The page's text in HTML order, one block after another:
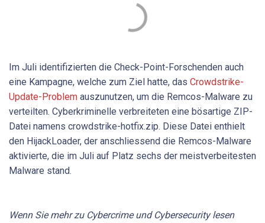
Im Juli identifizierten die Check-Point-Forschenden auch
eine Kampagne, welche zum Ziel hatte, das Crowdstrike-
Update-Problem auszunutzen, um die Remcos-Malware zu
verteilten. Cyberkriminelle verbreiteten eine bösartige ZIP-
Datei namens crowdstrike-hotfix.zip. Diese Datei enthielt
den HijackLoader, der anschliessend die Remcos-Malware
aktivierte, die im Juli auf Platz sechs der meistverbeitesten
Malware stand.
Wenn Sie mehr zu Cybercrime und Cybersecurity lesen